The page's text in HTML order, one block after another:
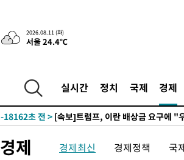
2026.08.11 (화)
서울 24.4℃
실시간 정치 국제 경제
-18162초 전 >
[속보]트럼프, 이란 배상금 요구에 "
-30223초 전 >
-18162초 전 > [속보]트럼프, 이란 배상금 요구에 "
-18162초 전 >
[속보]트럼프, 이란 배상금 요구에 "
경제 경제최신 경제정책 국